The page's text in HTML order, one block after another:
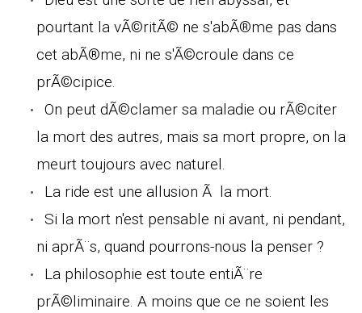
pourtant la vÃ©ritÃ© ne s'abÃ®me pas dans
cet abÃ®me, ni ne s'Ã©croule dans ce
prÃ©cipice.
On peut dÃ©clamer sa maladie ou rÃ©citer
la mort des autres, mais sa mort propre, on la
meurt toujours avec naturel.
La ride est une allusion Ã la mort.
Si la mort n'est pensable ni avant, ni pendant,
ni aprÃ¨s, quand pourrons-nous la penser ?
La philosophie est toute entiÃ¨re
prÃ©liminaire. A moins que ce ne soient les